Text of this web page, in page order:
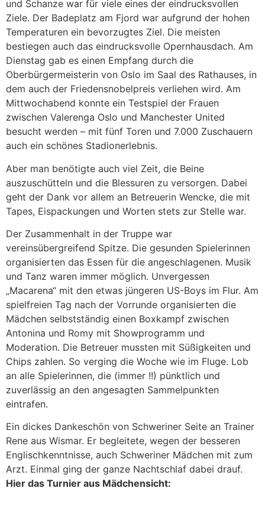
und Schanze war für viele eines der eindrucksvollen
Ziele. Der Badeplatz am Fjord war aufgrund der hohen
Temperaturen ein bevorzugtes Ziel. Die meisten
bestiegen auch das eindrucksvolle Opernhausdach. Am
Dienstag gab es einen Empfang durch die
Oberbürgermeisterin von Oslo im Saal des Rathauses, in
dem auch der Friedensnobelpreis verliehen wird. Am
Mittwochabend konnte ein Testspiel der Frauen
zwischen Valerenga Oslo und Manchester United
besucht werden – mit fünf Toren und 7.000 Zuschauern
auch ein schönes Stadionerlebnis.
Aber man benötigte auch viel Zeit, die Beine
auszuschütteln und die Blessuren zu versorgen. Dabei
geht der Dank vor allem an Betreuerin Wencke, die mit
Tapes, Eispackungen und Worten stets zur Stelle war.
Der Zusammenhalt in der Truppe war
vereinsübergreifend Spitze. Die gesunden Spielerinnen
organisierten das Essen für die angeschlagenen. Musik
und Tanz waren immer möglich. Unvergessen
„Macarena“ mit den etwas jüngeren US-Boys im Flur. Am
spielfreien Tag nach der Vorrunde organisierten die
Mädchen selbstständig einen Boxkampf zwischen
Antonina und Romy mit Showprogramm und
Moderation. Die Betreuer mussten mit Süßigkeiten und
Chips zahlen. So verging die Woche wie im Fluge. Lob
an alle Spielerinnen, die (immer !!) pünktlich und
zuverlässig an den angesagten Sammelpunkten
eintrafen.
Ein dickes Dankeschön von Schweriner Seite an Trainer
Rene aus Wismar. Er begleitete, wegen der besseren
Englischkenntnisse, auch Schweriner Mädchen mit zum
Arzt. Einmal ging der ganze Nachtschlaf dabei drauf.
Hier das Turnier aus Mädchensicht: